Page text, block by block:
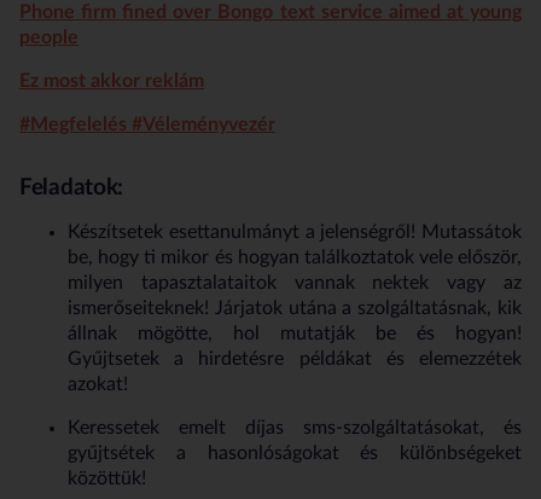
Phone firm fined over Bongo text service aimed at young
people
Ez most akkor reklám
#Megfelelés #Véleményvezér
Feladatok:
Készítsetek esettanulmányt a jelenségről! Mutassátok
be, hogy ti mikor és hogyan találkoztatok vele először,
milyen tapasztalataitok vannak nektek vagy az
ismerőseiteknek! Járjatok utána a szolgáltatásnak, kik
állnak mögötte, hol mutatják be és hogyan!
Gyűjtsetek a hirdetésre példákat és elemezzétek
azokat!
Keressetek emelt díjas sms-szolgáltatásokat, és
gyűjtsétek a hasonlóságokat és különbségeket
közöttük!